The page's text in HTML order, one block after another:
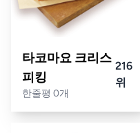
타코마요 크리스
피킹
한줄평 0개
216
위